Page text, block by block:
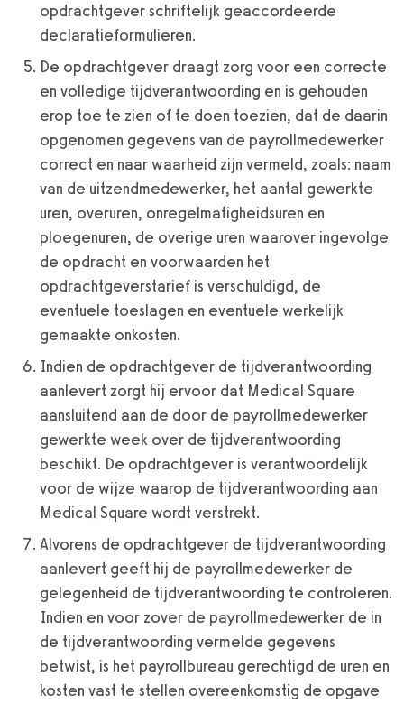
opdrachtgever schriftelijk geaccordeerde
declaratieformulieren.
De opdrachtgever draagt zorg voor een correcte
en volledige tijdverantwoording en is gehouden
erop toe te zien of te doen toezien, dat de daarin
opgenomen gegevens van de payrollmedewerker
correct en naar waarheid zijn vermeld, zoals: naam
van de uitzendmedewerker, het aantal gewerkte
uren, overuren, onregelmatigheidsuren en
ploegenuren, de overige uren waarover ingevolge
de opdracht en voorwaarden het
opdrachtgeverstarief is verschuldigd, de
eventuele toeslagen en eventuele werkelijk
gemaakte onkosten.
Indien de opdrachtgever de tijdverantwoording
aanlevert zorgt hij ervoor dat Medical Square
aansluitend aan de door de payrollmedewerker
gewerkte week over de tijdverantwoording
beschikt. De opdrachtgever is verantwoordelijk
voor de wijze waarop de tijdverantwoording aan
Medical Square wordt verstrekt.
Alvorens de opdrachtgever de tijdverantwoording
aanlevert geeft hij de payrollmedewerker de
gelegenheid de tijdverantwoording te controleren.
Indien en voor zover de payrollmedewerker de in
de tijdverantwoording vermelde gegevens
betwist, is het payrollbureau gerechtigd de uren en
kosten vast te stellen overeenkomstig de opgave